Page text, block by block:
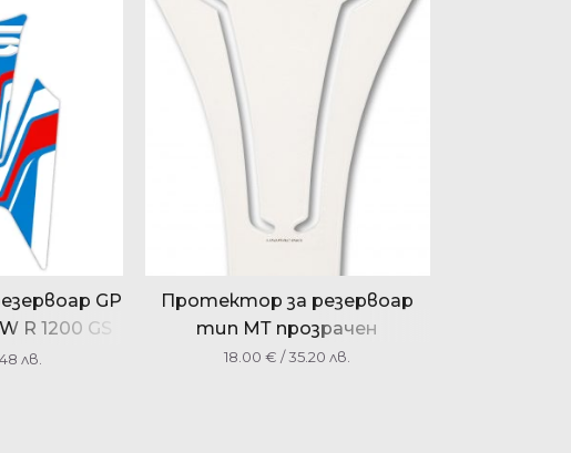
GP
R 1200 GS
лв.
Протектор за резервоар
тип МТ прозрачен
18.00€ / 35.20 лв.